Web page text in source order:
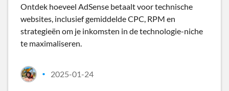
Ontdek hoeveel AdSense betaalt voor technische
websites, inclusief gemiddelde CPC, RPM en
strategieën om je inkomsten in de technologie-niche
te maximaliseren.
• 2025-01-24